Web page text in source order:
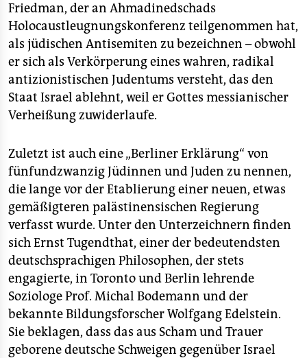
Friedman, der an Ahmadinedschads
Holocaustleugnungskonferenz teilgenommen hat,
als jüdischen Antisemiten zu bezeichnen – obwohl
er sich als Verkörperung eines wahren, radikal
antizionistischen Judentums versteht, das den
Staat Israel ablehnt, weil er Gottes messianischer
Verheißung zuwiderlaufe.
Zuletzt ist auch eine „Berliner Erklärung“ von
fünfundzwanzig Jüdinnen und Juden zu nennen,
die lange vor der Etablierung einer neuen, etwas
gemäßigteren palästinensischen Regierung
verfasst wurde. Unter den Unterzeichnern finden
sich Ernst Tugendthat, einer der bedeutendsten
deutschsprachigen Philosophen, der stets
engagierte, in Toronto und Berlin lehrende
Soziologe Prof. Michal Bodemann und der
bekannte Bildungsforscher Wolfgang Edelstein.
Sie beklagen, dass das aus Scham und Trauer
geborene deutsche Schweigen gegenüber Israel